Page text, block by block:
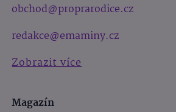
obchod@proprarodice.cz
redakce@emaminy.cz
Zobrazit více
Magazín